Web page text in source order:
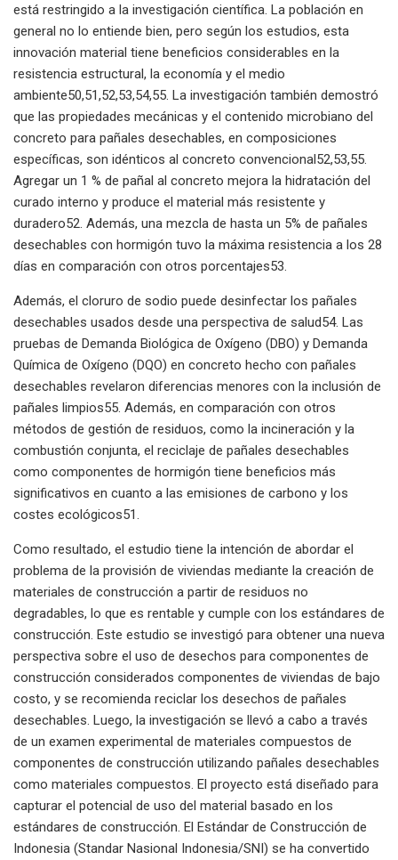
está restringido a la investigación científica. La población en
general no lo entiende bien, pero según los estudios, esta
innovación material tiene beneficios considerables en la
resistencia estructural, la economía y el medio
ambiente50,51,52,53,54,55. La investigación también demostró
que las propiedades mecánicas y el contenido microbiano del
concreto para pañales desechables, en composiciones
específicas, son idénticos al concreto convencional52,53,55.
Agregar un 1 % de pañal al concreto mejora la hidratación del
curado interno y produce el material más resistente y
duradero52. Además, una mezcla de hasta un 5% de pañales
desechables con hormigón tuvo la máxima resistencia a los 28
días en comparación con otros porcentajes53.
Además, el cloruro de sodio puede desinfectar los pañales
desechables usados ​​desde una perspectiva de salud54. Las
pruebas de Demanda Biológica de Oxígeno (DBO) y Demanda
Química de Oxígeno (DQO) en concreto hecho con pañales
desechables revelaron diferencias menores con la inclusión de
pañales limpios55. Además, en comparación con otros
métodos de gestión de residuos, como la incineración y la
combustión conjunta, el reciclaje de pañales desechables
como componentes de hormigón tiene beneficios más
significativos en cuanto a las emisiones de carbono y los
costes ecológicos51.
Como resultado, el estudio tiene la intención de abordar el
problema de la provisión de viviendas mediante la creación de
materiales de construcción a partir de residuos no
degradables, lo que es rentable y cumple con los estándares de
construcción. Este estudio se investigó para obtener una nueva
perspectiva sobre el uso de desechos para componentes de
construcción considerados componentes de viviendas de bajo
costo, y se recomienda reciclar los desechos de pañales
desechables. Luego, la investigación se llevó a cabo a través
de un examen experimental de materiales compuestos de
componentes de construcción utilizando pañales desechables
como materiales compuestos. El proyecto está diseñado para
capturar el potencial de uso del material basado en los
estándares de construcción. El Estándar de Construcción de
Indonesia (Standar Nasional Indonesia/SNI) se ha convertido